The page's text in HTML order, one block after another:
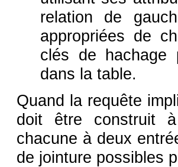
relation de
appropriées de
clés de hachage
dans la table.
Quand la requête
doit être construit
chacune à deux
de jointure possibles